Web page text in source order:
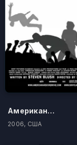
Американский хардкор
2006, США